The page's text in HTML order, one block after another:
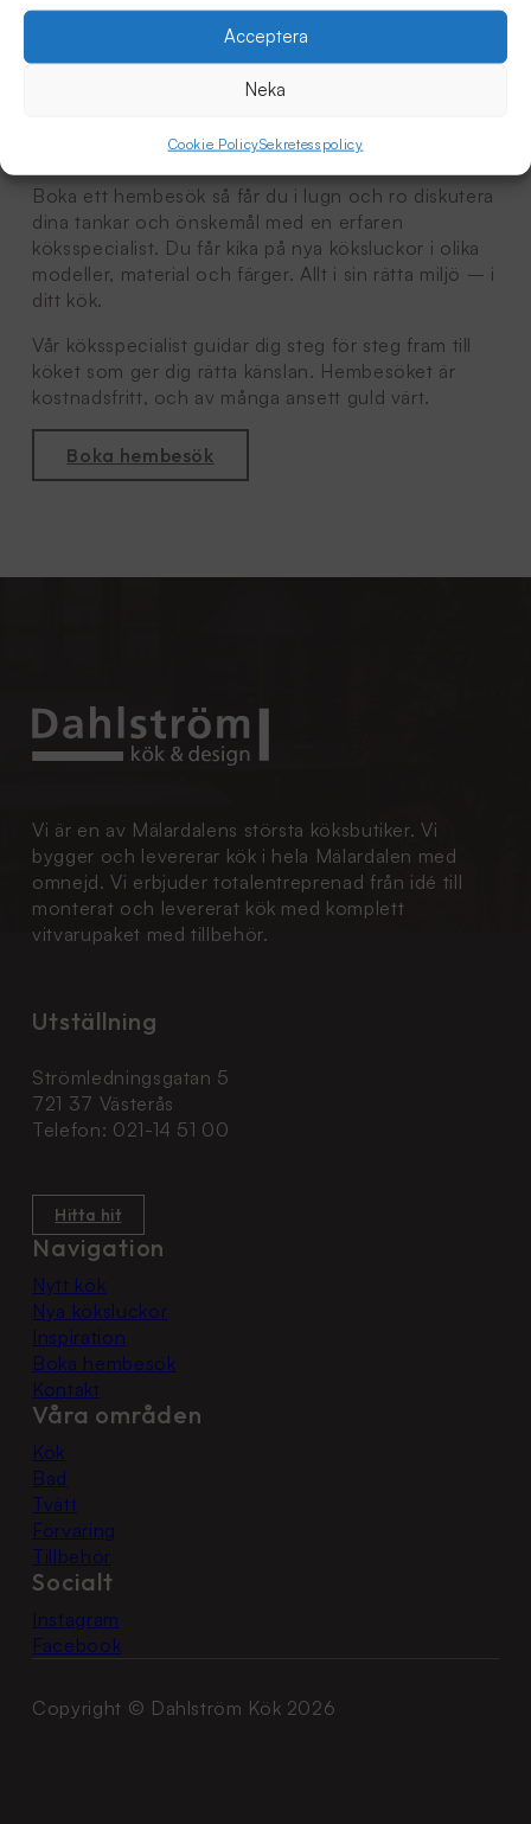
Acceptera
Neka
Cookie PolicySekretesspolicy
Boka hembesök - Guld
Boka ett hembesök så får du i lugn och ro diskutera
dina tankar och önskemål med en erfaren
köksspecialist. Du får kika på nya köksluckor i olika
modeller, material och färger. Allt i sin rätta miljö – i
ditt kök.
Vår köksspecialist guidar dig steg för steg fram till
köket som ger dig rätta känslan. Hembesöket är
kostnadsfritt, och av många ansett guld värt.
Boka hembesök
Vi är en av Mälardalens största köksbutiker. Vi
bygger och levererar kök i hela Mälardalen med
omnejd. Vi erbjuder totalentreprenad från idé till
monterat och levererat kök med komplett
vitvarupaket med tillbehör.
Utställning
Strömledningsgatan 5
721 37 Västerås
Telefon: 021-14 51 00
Hitta hit
Navigation
Nytt kök
Nya köksluckor
Inspiration
Boka hembesök
Kontakt
Våra områden
Kök
Bad
Tvätt
Förvaring
Tillbehör
Socialt
Instagram
Facebook
Copyright © Dahlström Kök 2026